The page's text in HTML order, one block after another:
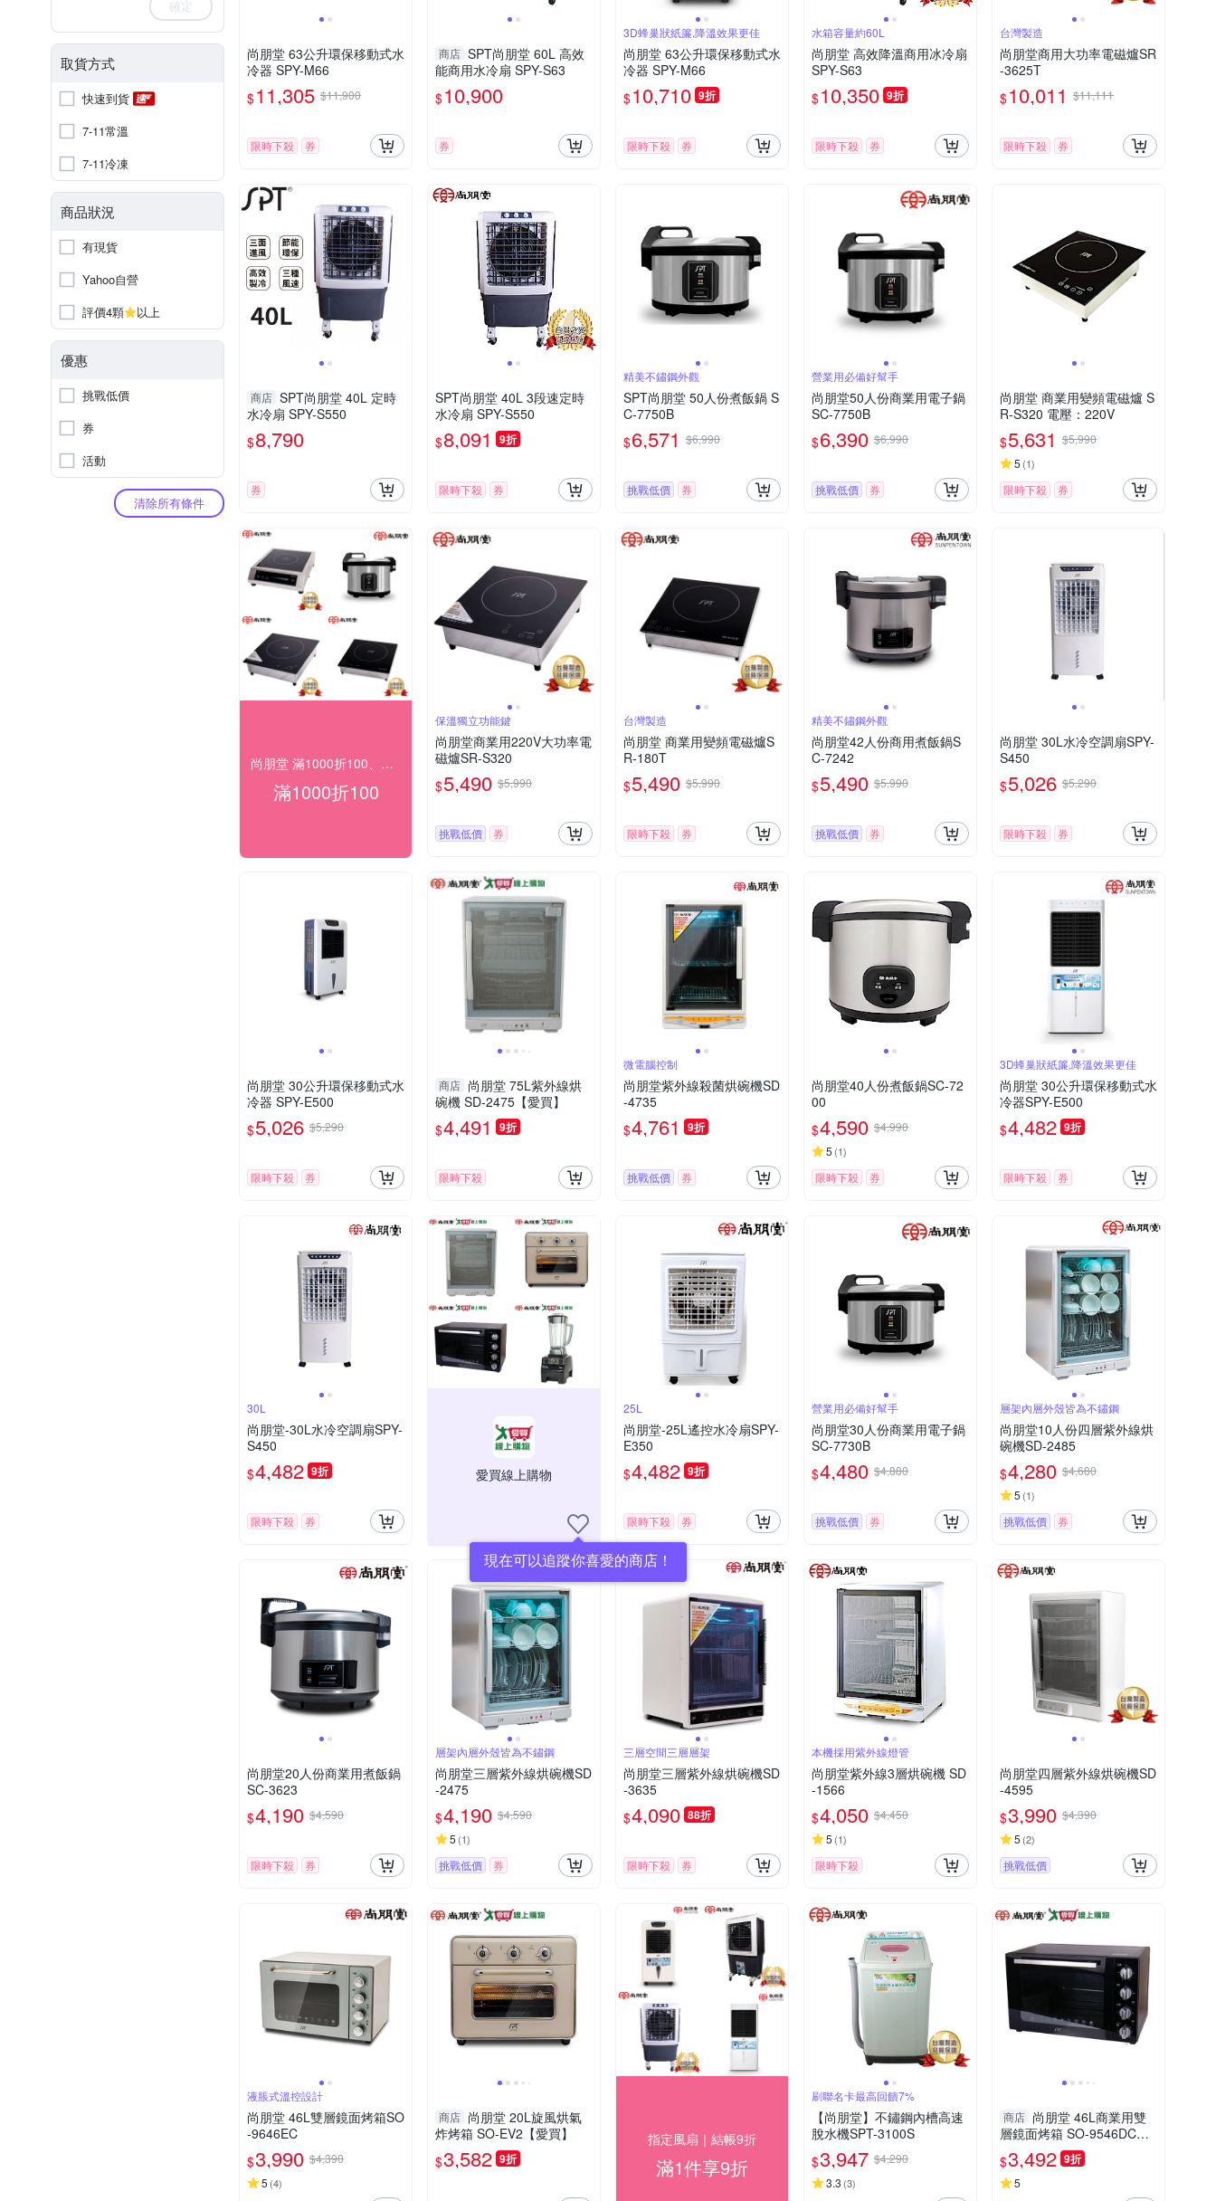
確定
取貨方式
快速到貨
7-11常溫
7-11冷凍
商品狀況
有現貨
Yahoo自營
評價4顆
以上
優惠
挑戰低價
券
活動
清除所有條件
尚朋堂 63公升環保移動式水
冷器 SPY-M66
$11,305 $11,900
限時下殺 券
商店 SPT尚朋堂 60L 高效
能商用水冷扇 SPY-S63
$10,900
券
3D蜂巢狀紙簾,降溫效果更佳
尚朋堂 63公升環保移動式水
冷器 SPY-M66
$10,710 9折
限時下殺 券
水箱容量約60L
尚朋堂 高效降溫商用冰冷扇
SPY-S63
$10,350 9折
限時下殺 券
台灣製造
尚朋堂商用大功率電磁爐SR
-3625T
$10,011 $11,111
限時下殺 券
商店 SPT尚朋堂 40L 定時
水冷扇 SPY-S550
$8,790
券
SPT尚朋堂 40L 3段速定時
水冷扇 SPY-S550
$8,091 9折
限時下殺 券
精美不鏽鋼外觀
SPT尚朋堂 50人份煮飯鍋 S
C-7750B
$6,571 $6,990
挑戰低價 券
營業用必備好幫手
尚朋堂50人份商業用電子鍋
SC-7750B
$6,390 $6,990
挑戰低價 券
尚朋堂 商業用變頻電磁爐 S
R-S320 電壓：220V
$5,631 $5,990
5 (1)
限時下殺 券
尚朋堂 滿1000折100、滿2000折200…
滿1000折100
保溫獨立功能鍵
尚朋堂商業用220V大功率電
磁爐SR-S320
$5,490 $5,990
挑戰低價 券
台灣製造
尚朋堂 商業用變頻電磁爐S
R-180T
$5,490 $5,990
限時下殺 券
精美不鏽鋼外觀
尚朋堂42人份商用煮飯鍋S
C-7242
$5,490 $5,990
挑戰低價 券
尚朋堂 30L水冷空調扇SPY-
S450
$5,026 $5,290
限時下殺 券
尚朋堂 30公升環保移動式水
冷器 SPY-E500
$5,026 $5,290
限時下殺 券
商店 尚朋堂 75L紫外線烘
碗機 SD-2475【愛買】
$4,491 9折
限時下殺
微電腦控制
尚朋堂紫外線殺菌烘碗機SD
-4735
$4,761 9折
挑戰低價 券
尚朋堂40人份煮飯鍋SC-72
00
$4,590 $4,990
5 (1)
限時下殺 券
3D蜂巢狀紙簾,降溫效果更佳
尚朋堂 30公升環保移動式水
冷器SPY-E500
$4,482 9折
限時下殺 券
30L
尚朋堂-30L水冷空調扇SPY-
S450
$4,482 9折
限時下殺 券
愛買線上購物
現在可以追蹤你喜愛的商店！
25L
尚朋堂-25L遙控水冷扇SPY-
E350
$4,482 9折
限時下殺 券
營業用必備好幫手
尚朋堂30人份商業用電子鍋
SC-7730B
$4,480 $4,880
挑戰低價 券
層架內層外殼皆為不鏽鋼
尚朋堂10人份四層紫外線烘
碗機SD-2485
$4,280 $4,680
5 (1)
挑戰低價 券
尚朋堂20人份商業用煮飯鍋
SC-3623
$4,190 $4,590
限時下殺 券
層架內層外殼皆為不鏽鋼
尚朋堂三層紫外線烘碗機SD
-2475
$4,190 $4,590
5 (1)
挑戰低價 券
三層空間三層層架
尚朋堂三層紫外線烘碗機SD
-3635
$4,090 88折
限時下殺 券
本機採用紫外線燈管
尚朋堂紫外線3層烘碗機 SD
-1566
$4,050 $4,450
5 (1)
限時下殺
尚朋堂四層紫外線烘碗機SD
-4595
$3,990 $4,390
5 (2)
挑戰低價
液脹式溫控設計
尚朋堂 46L雙層鏡面烤箱SO
-9646EC
$3,990 $4,390
5 (4)
商店 尚朋堂 20L旋風烘氣
炸烤箱 SO-EV2【愛買】
$3,582 9折
指定風扇｜結帳9折
滿1件享9折
刷聯名卡最高回饋7%
【尚朋堂】不鏽鋼內槽高速
脫水機SPT-3100S
$3,947 $4,290
3.3 (3)
商店 尚朋堂 46L商業用雙
層鏡面烤箱 SO-9546DC
【愛買】
$3,492 9折
5